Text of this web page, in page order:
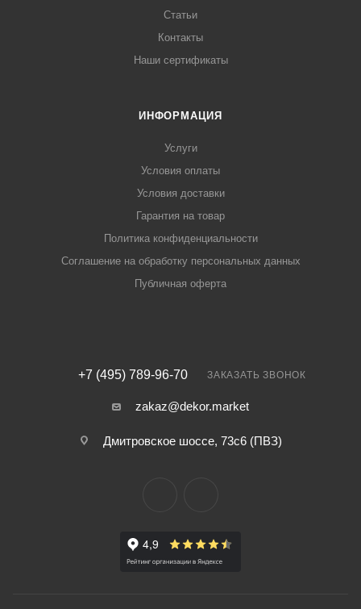
Статьи
Контакты
Наши сертификаты
ИНФОРМАЦИЯ
Услуги
Условия оплаты
Условия доставки
Гарантия на товар
Политика конфиденциальности
Соглашение на обработку персональных данных
Публичная оферта
+7 (495) 789-96-70 ЗАКАЗАТЬ ЗВОНОК
zakaz@dekor.market
Дмитровское шоссе, 73с6 (ПВЗ)